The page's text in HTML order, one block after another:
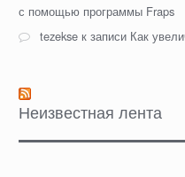
с помощью программы Fraps
tezekseк записи Как
Неизвестная лента